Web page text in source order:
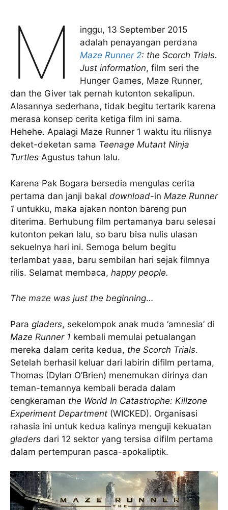
M
inggu, 13 September 2015
adalah penayangan perdana
Maze Runner 2: the Scorch Trials.
Just information, film seri the
Hunger Games, Maze Runner,
dan the Giver tak pernah kutonton sekalipun.
Alasannya sederhana, tidak begitu tertarik karena
merasa konsep cerita ketiga film ini sama.
Hehehe. Apalagi Maze Runner 1 waktu itu rilisnya
deket-deketan sama Teenage Mutant Ninja
Turtles Agustus tahun lalu.
Karena Pak Bogara bersedia mengulas cerita
pertama dan janji bakal download-in Maze Runner
1 untukku, maka ajakan nonton bareng pun
diterima. Berhubung film pertamanya baru selesai
kutonton pekan lalu, so baru bisa nulis ulasan
sekuelnya hari ini. Semoga belum begitu
terlambat yaaa, baru sembilan hari sejak filmnya
rilis. Selamat membaca, happy people.
The maze was just the beginning…
Para gladers, sekelompok anak muda ‘amnesia’ di
Maze Runner 1 kembali memulai petualangan
mereka dalam cerita kedua, the Scorch Trials.
Setelah berhasil keluar dari labirin difilm pertama,
Thomas (Dylan O’Brien) menemukan dirinya dan
teman-temannya kembali berada dalam
cengkeraman the World In Catastrophe: Killzone
Experiment Department (WICKED). Organisasi
rahasia ini untuk kedua kalinya menguji kekuatan
gladers dari 12 sektor yang tersisa difilm pertama
dalam pertempuran pasca-apokaliptik.